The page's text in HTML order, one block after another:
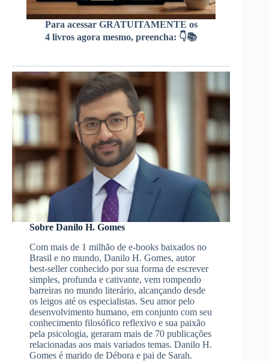
Para acessar GRATUITAMENTE os
4 livros agora mesmo, preencha: 👇📚
Sobre Danilo H. Gomes
Com mais de 1 milhão de e-books baixados no
Brasil e no mundo, Danilo H. Gomes, autor
best-seller conhecido por sua forma de escrever
simples, profunda e cativante, vem rompendo
barreiras no mundo literário, alcançando desde
os leigos até os especialistas. Seu amor pelo
desenvolvimento humano, em conjunto com seu
conhecimento filosófico reflexivo e sua paixão
pela psicologia, geraram mais de 70 publicações
relacionadas aos mais variados temas. Danilo H.
Gomes é marido de Débora e pai de Sarah.